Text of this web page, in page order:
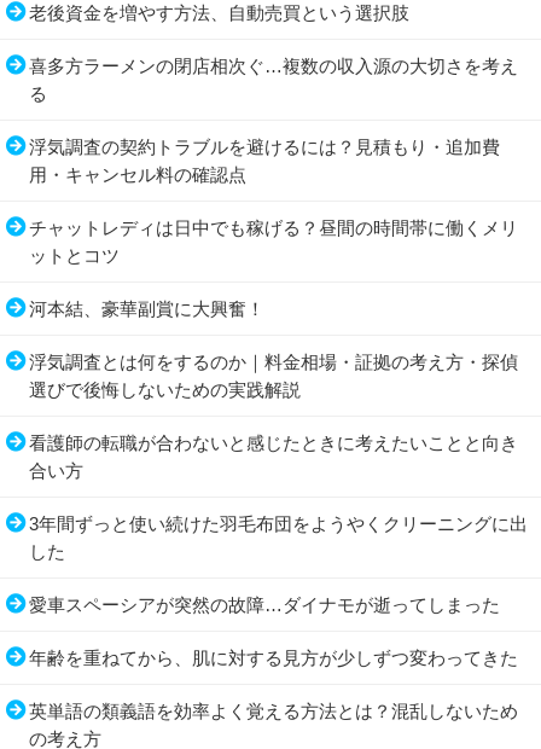
老後資金を増やす方法、自動売買という選択肢
喜多方ラーメンの閉店相次ぐ…複数の収入源の大切さを考え
る
浮気調査の契約トラブルを避けるには？見積もり・追加費
用・キャンセル料の確認点
チャットレディは日中でも稼げる？昼間の時間帯に働くメリ
ットとコツ
河本結、豪華副賞に大興奮！
浮気調査とは何をするのか｜料金相場・証拠の考え方・探偵
選びで後悔しないための実践解説
看護師の転職が合わないと感じたときに考えたいことと向き
合い方
3年間ずっと使い続けた羽毛布団をようやくクリーニングに出
した
愛車スペーシアが突然の故障…ダイナモが逝ってしまった
年齢を重ねてから、肌に対する見方が少しずつ変わってきた
英単語の類義語を効率よく覚える方法とは？混乱しないため
の考え方